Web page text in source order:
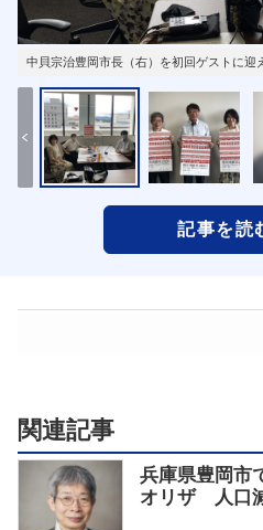
中貝宗治豊岡市長（右）を初回ゲストに迎
記事を読
関連記事
兵庫県豊岡市
オリザ 人口